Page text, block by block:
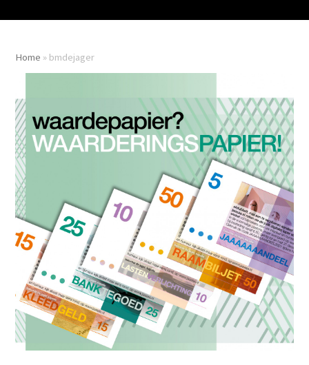
Home » bmdejager